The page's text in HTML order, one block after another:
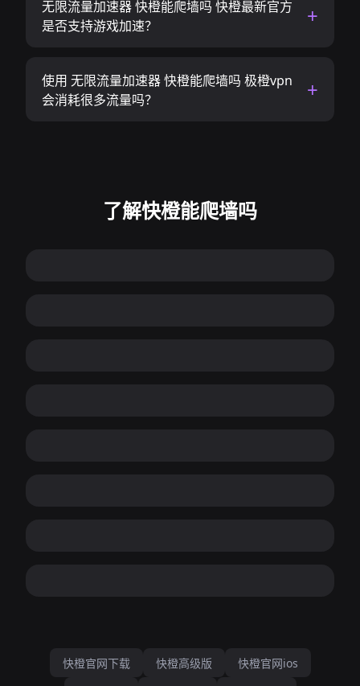
无限流量加速器 快橙能爬墙吗 快橙最新官方
是否支持游戏加速？
使用 无限流量加速器 快橙能爬墙吗 极橙vpn
会消耗很多流量吗？
了解快橙能爬墙吗
快橙官网下载 快橙高级版
快橙官网ios